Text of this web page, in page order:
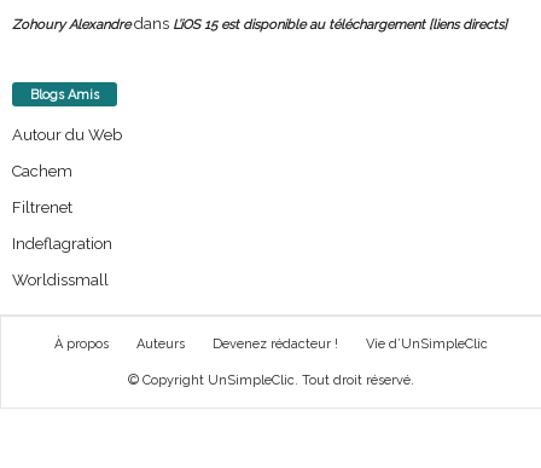
Zohoury Alexandredans L’iOS 15 est disponible au téléchargement [liens directs]
Blogs Amis
Autour du Web
Cachem
Filtrenet
Indeflagration
Worldissmall
À propos Auteurs Devenez rédacteur ! Vie d’UnSimpleClic
© Copyright UnSimpleClic. Tout droit réservé.